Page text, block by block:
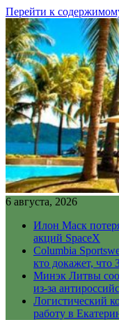
Перейти к
6 августа, 2026
Илон Маск
акций SpaceX
Columbia
кто докажет, что
Минэк Литвы
из-за
Логистический
работу в